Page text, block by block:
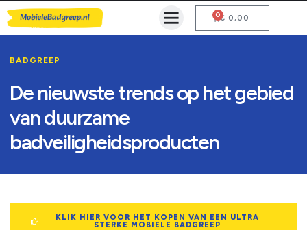
€ 0,00
0
BADGREEP
De nieuwste trends op het gebied
van duurzame
badveiligheidsproducten
KLIK HIER VOOR HET KOPEN VAN EEN ULTRA
STERKE MOBIELE BADGREEP